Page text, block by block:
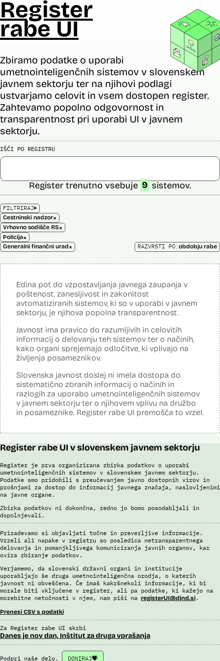
Register
rabe UI
Zbiramo podatke o uporabi
umetnointeligenčnih sistemov v slovenskem
javnem sektorju ter na njihovi podlagi
ustvarjamo celovit in vsem dostopen register.
Zahtevamo popolno odgovornost in
transparentnost pri uporabi UI v javnem
sektorju.
IŠČI PO REGISTRU
FILTRIRAJ
Cestninski nadzor×
Vrhovno sodišče RS×
Policija×
Generalni finančni urad×
Register trenutno vsebuje 9 sistemov.
RAZVRSTI PO:obdobju rabe
Edina pot do vzpostavljanja javnega zaupanja v
poštenost, zanesljivost in zakonitost
avtomatiziranih sistemov, ki so v uporabi v javnem
sektorju, je njihova popolna transparentnost.
Javnost ima pravico do razumljivih in celovitih
informacij o delovanju teh sistemov ter o načinih,
kako organi sprejemajo odločitve, ki vplivajo na
življenja posameznikov.
Slovenska javnost doslej ni imela dostopa do
sistematično zbranih informacij o načinih in
razlogih za uporabo umetnointeligenčnih sistemov
v javnem sektorju ter o njihovem vplivu na družbo
in posameznike. Register rabe UI premošča to vrzel.
Register rabe UI v slovenskem javnem sektorju
Register je prva organizirana zbirka podatkov o uporabi
umetnointeligenčnih sistemov v slovenskem javnem sektorju.
Podatke smo pridobili s preučevanjem javno dostopnih virov in
prošnjami za dostop do informacij javnega značaja, naslovljenimi
na javne organe.
Zbirka podatkov ni dokončna, redno jo bomo posodabljali in
dopolnjevali.
Prizadevamo si objavljati točne in preverljive informacije.
Vrzeli ali napake v registru so posledica netransparentnega
delovanja in pomanjkljivega komuniciranja javnih organov, kar
ovira zbiranje podatkov.
Verjamemo, da slovenski državni organi in institucije
uporabljajo še druga umetnointeligenčna orodja, o katerih
javnost ni obveščena. Če imaš kakršnekoli informacije, ki bi
morale biti vključene v register, ali pa podatke, ki kažejo na
morebitne netočnosti v njem, nam piši na registerUI@djnd.si.
Prenesi CSV s podatki
Za Register rabe UI skrbi
Danes je nov dan, Inštitut za druga vprašanja
Podpri naše delo. DONIRAJ